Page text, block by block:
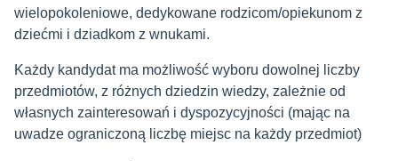
wielopokoleniowe, dedykowane rodzicom/opiekunom z
dziećmi i dziadkom z wnukami.
Każdy kandydat ma możliwość wyboru dowolnej liczby
przedmiotów, z różnych dziedzin wiedzy, zależnie od
własnych zainteresowań i dyspozycyjności (mając na
uwadze ograniczoną liczbę miejsc na każdy przedmiot)